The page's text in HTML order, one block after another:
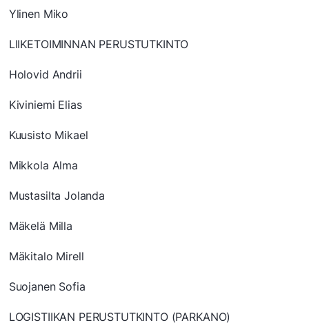
Ylinen Miko
LIIKETOIMINNAN PERUSTUTKINTO
Holovid Andrii
Kiviniemi Elias
Kuusisto Mikael
Mikkola Alma
Mustasilta Jolanda
Mäkelä Milla
Mäkitalo Mirell
Suojanen Sofia
LOGISTIIKAN PERUSTUTKINTO (PARKANO)